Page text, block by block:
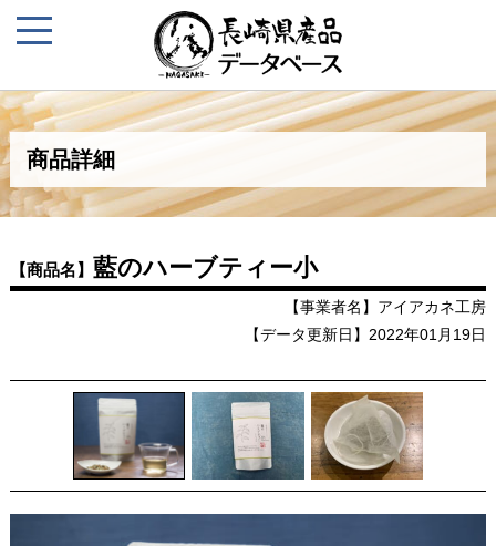
商品詳細
【商品名】 藍のハーブティー小
【事業者名】アイアカネ工房
【データ更新日】2022年01月19日